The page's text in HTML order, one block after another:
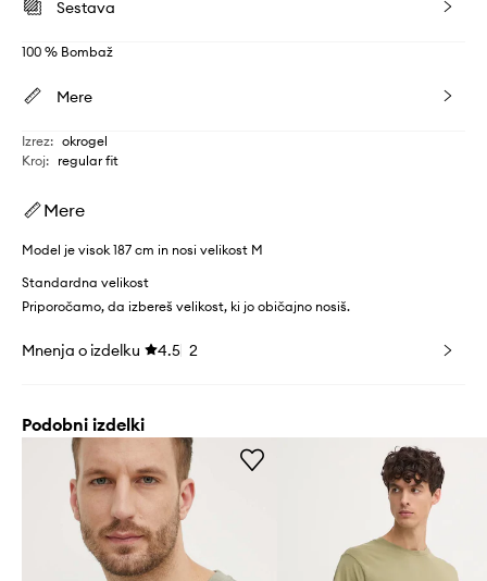
Sestava
100 % Bombaž
Mere
Izrez: okrogel
Kroj: regular fit
Mere
Model je visok 187 cm in nosi velikost M
Standardna velikost
Priporočamo, da izbereš velikost, ki jo običajno nosiš.
Mnenja o izdelku 4.5 2
Podobni izdelki